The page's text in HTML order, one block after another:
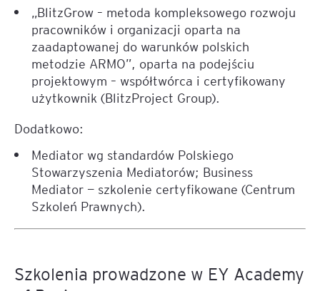
„BlitzGrow – metoda kompleksowego rozwoju
pracowników i organizacji oparta na
zaadaptowanej do warunków polskich
metodzie ARMO”, oparta na podejściu
projektowym – współtwórca i certyfikowany
użytkownik (BlitzProject Group).
Dodatkowo:
Mediator wg standardów Polskiego
Stowarzyszenia Mediatorów; Business
Mediator — szkolenie certyfikowane (Centrum
Szkoleń Prawnych).
Szkolenia prowadzone w EY Academy